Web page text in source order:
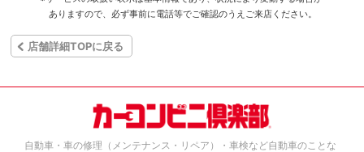
ありますので、必ず事前に電話等でご確認のうえご来店ください。
店舗詳細TOPに戻る
自動車・車の修理（メンテナンス・リペア）・車検など自動車のことな